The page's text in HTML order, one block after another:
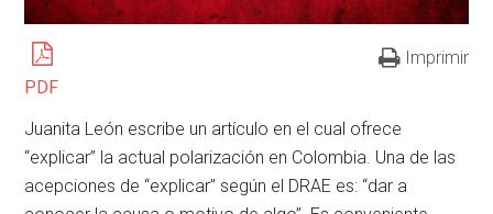
PDF
Imprimir
Juanita León escribe un artículo en el cual ofrece
“explicar” la actual polarización en Colombia. Una de las
acepciones de “explicar” según el DRAE es: “dar a